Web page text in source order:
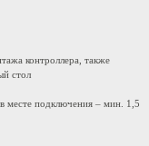
контроллера, также
стол
месте подключения – мин. 1,5